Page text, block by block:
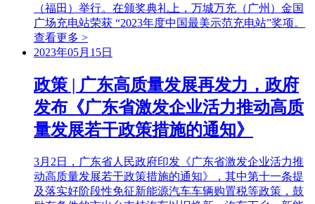
（福田）举行。在颁奖典礼上，万城万充（广州）金国
广场充电站荣获 “2023年度中国最美示范充电站”奖项。
查看更多 >
2023年05月15日
政策 | 广东高质量发展再发力，政府
发布《广东省激发企业活力推动高质
量发展若干政策措施的通知》
3月2日，广东省人民政府印发《广东省激发企业活力推
动高质量发展若干政策措施的通知》，其中第十一条提
及落实好阶段性免征新能源汽车车辆购置税等政策，鼓